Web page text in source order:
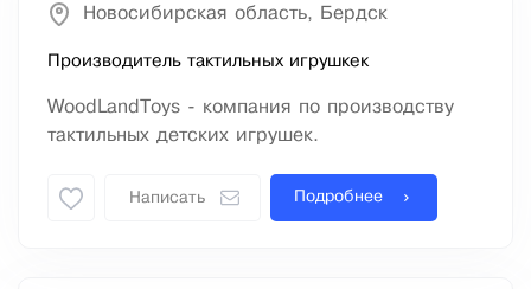
Новосибирская область, Бердск
Производитель тактильных игрушкек
WoodLandToys - компания по производству
тактильных детских игрушек.
Написать Подробнее